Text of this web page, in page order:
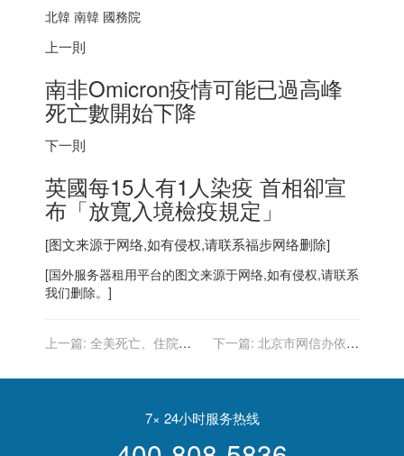
北韓 南韓 國務院
上一則
南非Omicron疫情可能已過高峰
死亡數開始下降
下一則
英國每15人有1人染疫 首相卻宣
布「放寬入境檢疫規定」
[图文来源于网络,如有侵权,请联系福步网络删除]
[国外服务器租用平台的图文来源于网络,如有侵权,请联系
我们删除。]
上一篇: 全美死亡、住院風
冬天更慘
下一篇: 北京市网信办依法
即整改
7× 24小时服务热线